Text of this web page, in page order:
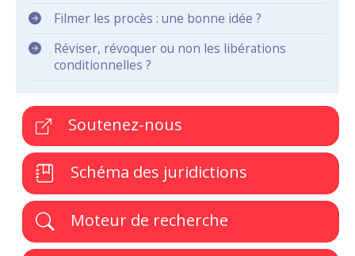
Filmer les procès : une bonne idée ?
Réviser, révoquer ou non les libérations
conditionnelles ?
Soutenez-nous
Schéma des juridictions
Moteur de recherche